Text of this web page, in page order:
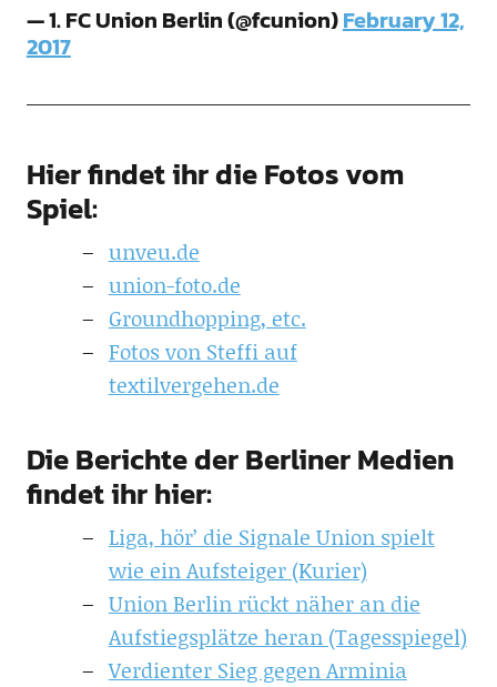
— 1. FC Union Berlin (@fcunion)February 12,
2017
Hier findet ihr die Fotos vom
Spiel:
unveu.de
union-foto.de
Groundhopping, etc.
Fotos von Steffi auf
textilvergehen.de
Die Berichte der Berliner Medien
findet ihr hier:
Liga, hör’ die Signale Union spielt
wie ein Aufsteiger (Kurier)
Union Berlin rückt näher an die
Aufstiegsplätze heran (Tagesspiegel)
Verdienter Sieg gegen Arminia